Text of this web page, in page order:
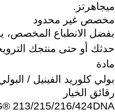
ميجاهرتز.
مخصص غير محدود
حدثك أو حتى منتجك
مادة
بولي كلوريد الفينيل /
رقائق الخيار
213/215/216/424DNA